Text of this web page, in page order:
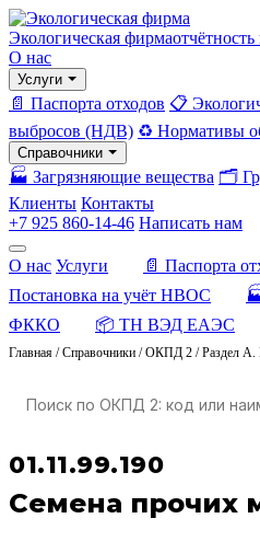
Экологическая фирма
О нас
Услуги
📄 Паспорта отходов 📋
выбросов (НДВ) ♻️ Нормативы
Справочники
🏭 Загрязняющие вещества 🗂️
Клиенты Контакты
+7 925 860-14-46 Написать нам
О нас Услуги 📄 Паспорта
Постановка на учёт НВОС
ФККО
📦 ТН ВЭД ЕАЭС
Главная /Справочники /ОКПД 2 /Раздел A.
01.11.99.190
Семена прочих